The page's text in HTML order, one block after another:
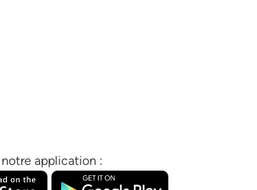
application :